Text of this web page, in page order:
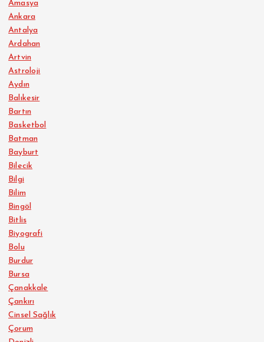
Amasya
Ankara
Antalya
Ardahan
Artvin
Astroloji
Aydın
Balıkesir
Bartın
Basketbol
Batman
Bayburt
Bilecik
Bilgi
Bilim
Bingöl
Bitlis
Biyografi
Bolu
Burdur
Bursa
Çanakkale
Çankırı
Cinsel Sağlık
Çorum